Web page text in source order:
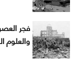
فجر
والعلوم